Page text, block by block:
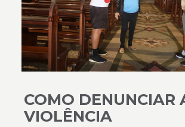
COMO DENUNCIAR
VIOLÊNCIA